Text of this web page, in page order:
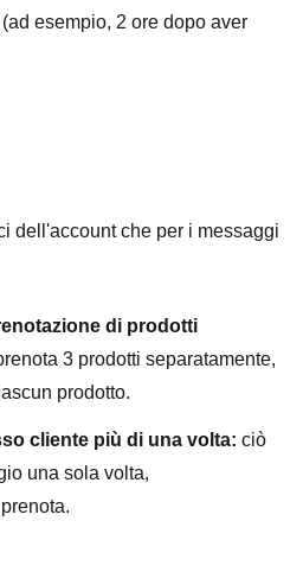
esempio, 2 ore dopo aver
dell'account che per i messaggi
di prodotti
3 prodotti separatamente,
prodotto.
cliente più di una volta: ciò
una sola volta,